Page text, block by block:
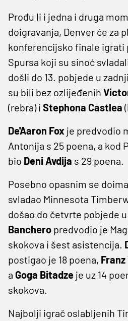
Prođu li i jedna i druga
doigravanja, Denver će za
konferencijsko finale igrati
Spursa koji su sinoć
došli do 13. pobjede u
su bili bez ozlijeđenih
(rebra) i Stephona Castlea
De'Aaron Fox je predvodio
Antonija s 25 poena, a kod
bio Deni Avdija s 29 poena.
Posebno opasnim se
svladao Minnesota
došao do četvrte pobjede
Banchero predvodio je
skokova i šest asistencija.
postigao je 18 poena,
a Goga Bitadze je uz 14
skokova.
Najbolji igrač oslabljenih